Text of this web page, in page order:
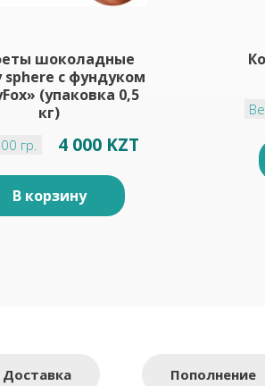
шоколадные
sphere с фундуком
(упаковка 0,5
кг)
гр. 4 000 KZT
В корзину
Доставка Пополнение